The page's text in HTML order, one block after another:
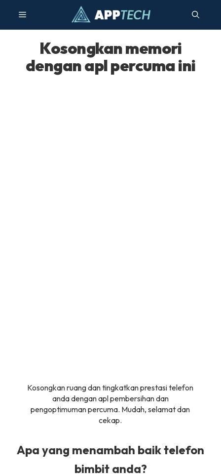
kandungan
Menu
Kosongkan memori
dengan apl percuma ini
Kosongkan ruang dan tingkatkan prestasi telefon
anda dengan apl pembersihan dan
pengoptimuman percuma. Mudah, selamat dan
cekap.
Apa yang menambah baik telefon
bimbit anda?